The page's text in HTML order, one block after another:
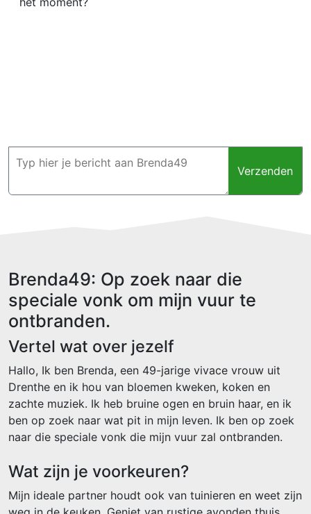
Verzenden
Brenda49: Op zoek naar die
speciale vonk om mijn vuur te
ontbranden.
Vertel wat over jezelf
Hallo, Ik ben Brenda, een 49-jarige vivace vrouw uit
Drenthe en ik hou van bloemen kweken, koken en
zachte muziek. Ik heb bruine ogen en bruin haar, en ik
ben op zoek naar wat pit in mijn leven. Ik ben op zoek
naar die speciale vonk die mijn vuur zal ontbranden.
Wat zijn je voorkeuren?
Mijn ideale partner houdt ook van tuinieren en weet zijn